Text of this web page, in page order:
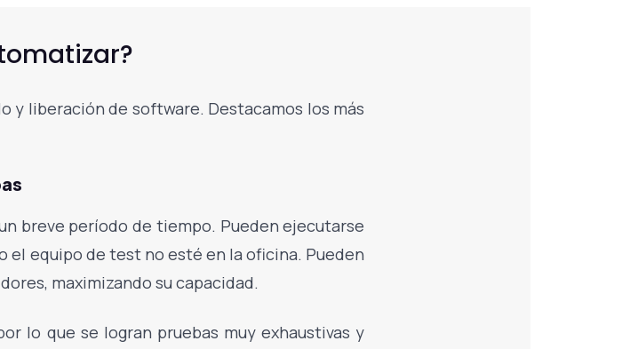
y liberación de software. Destacamos los más
breve período de tiempo. Pueden ejecutarse
el equipo de test no esté en la oficina. Pueden
maximizando su capacidad.
lo que se logran pruebas muy exhaustivas y